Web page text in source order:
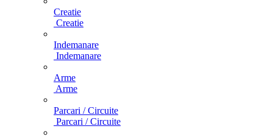
Creatie
Creatie
Indemanare
Indemanare
Arme
Arme
Parcari / Circuite
Parcari / Circuite